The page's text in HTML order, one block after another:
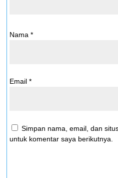
Nama *
Email *
Simpan nama, email, dan
untuk komentar saya berikutnya.